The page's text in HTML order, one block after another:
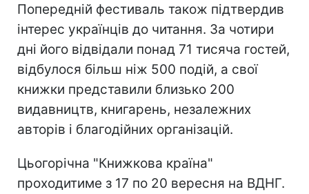
Попередній фестиваль також підтвердив
інтерес українців до читання. За чотири
дні його відвідали понад 71 тисяча гостей,
відбулося більш ніж 500 подій, а свої
книжки представили близько 200
видавництв, книгарень, незалежних
авторів і благодійних організацій.
Цьогорічна "Книжкова країна"
проходитиме з 17 по 20 вересня на ВДНГ.